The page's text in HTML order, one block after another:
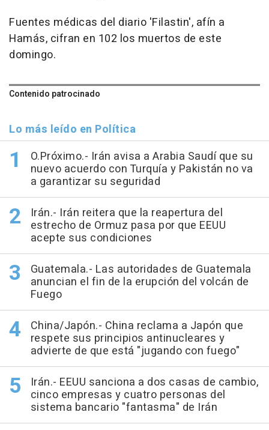
Fuentes médicas del diario 'Filastin', afín a
Hamás, cifran en 102 los muertos de este
domingo.
Contenido patrocinado
Lo más leído en Política
O.Próximo.- Irán avisa a Arabia Saudí que su
nuevo acuerdo con Turquía y Pakistán no va
a garantizar su seguridad
Irán.- Irán reitera que la reapertura del
estrecho de Ormuz pasa por que EEUU
acepte sus condiciones
Guatemala.- Las autoridades de Guatemala
anuncian el fin de la erupción del volcán de
Fuego
China/Japón.- China reclama a Japón que
respete sus principios antinucleares y
advierte de que está "jugando con fuego"
Irán.- EEUU sanciona a dos casas de cambio,
cinco empresas y cuatro personas del
sistema bancario "fantasma" de Irán